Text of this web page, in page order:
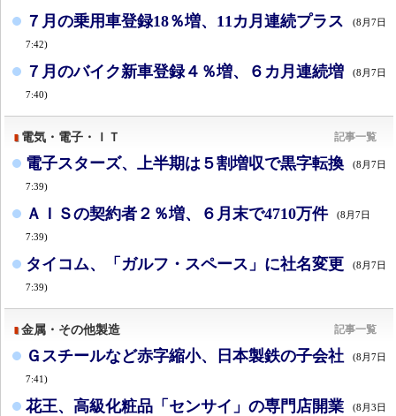
７月の乗用車登録18％増、11カ月連続プラス (8月7日
7:42)
７月のバイク新車登録４％増、６カ月連続増 (8月7日
7:40)
電気・電子・ＩＴ 記事一覧
電子スターズ、上半期は５割増収で黒字転換 (8月7日
7:39)
ＡＩＳの契約者２％増、６月末で4710万件 (8月7日
7:39)
タイコム、「ガルフ・スペース」に社名変更 (8月7日
7:39)
金属・その他製造 記事一覧
Ｇスチールなど赤字縮小、日本製鉄の子会社 (8月7日
7:41)
花王、高級化粧品「センサイ」の専門店開業 (8月3日